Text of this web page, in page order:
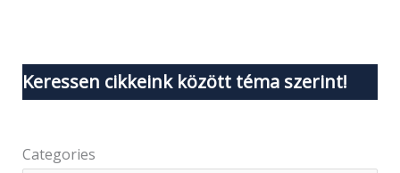
Keressen cikkeink között téma szerint!
Categories